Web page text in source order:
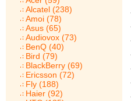
Alcatel (238)
Amoi (78)
Asus (65)
Audiovox (73)
BenQ (40)
Bird (79)
BlackBerry (69)
Ericsson (72)
Fly (188)
Haier (92)